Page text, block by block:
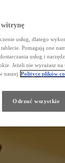
witrynę
usług, dlatego
Pomagają one
usług i
Jeżeli nie wyrażasz na
naszej Polityce plików
Odrzuć wszystkie